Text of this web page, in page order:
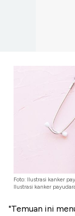
Foto: Ilustrasi kanker
Ilustrasi kanker
"Temuan ini